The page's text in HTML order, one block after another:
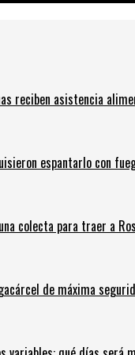
reciben asistencia
espantarlo con
colecta para traer a
de máxima